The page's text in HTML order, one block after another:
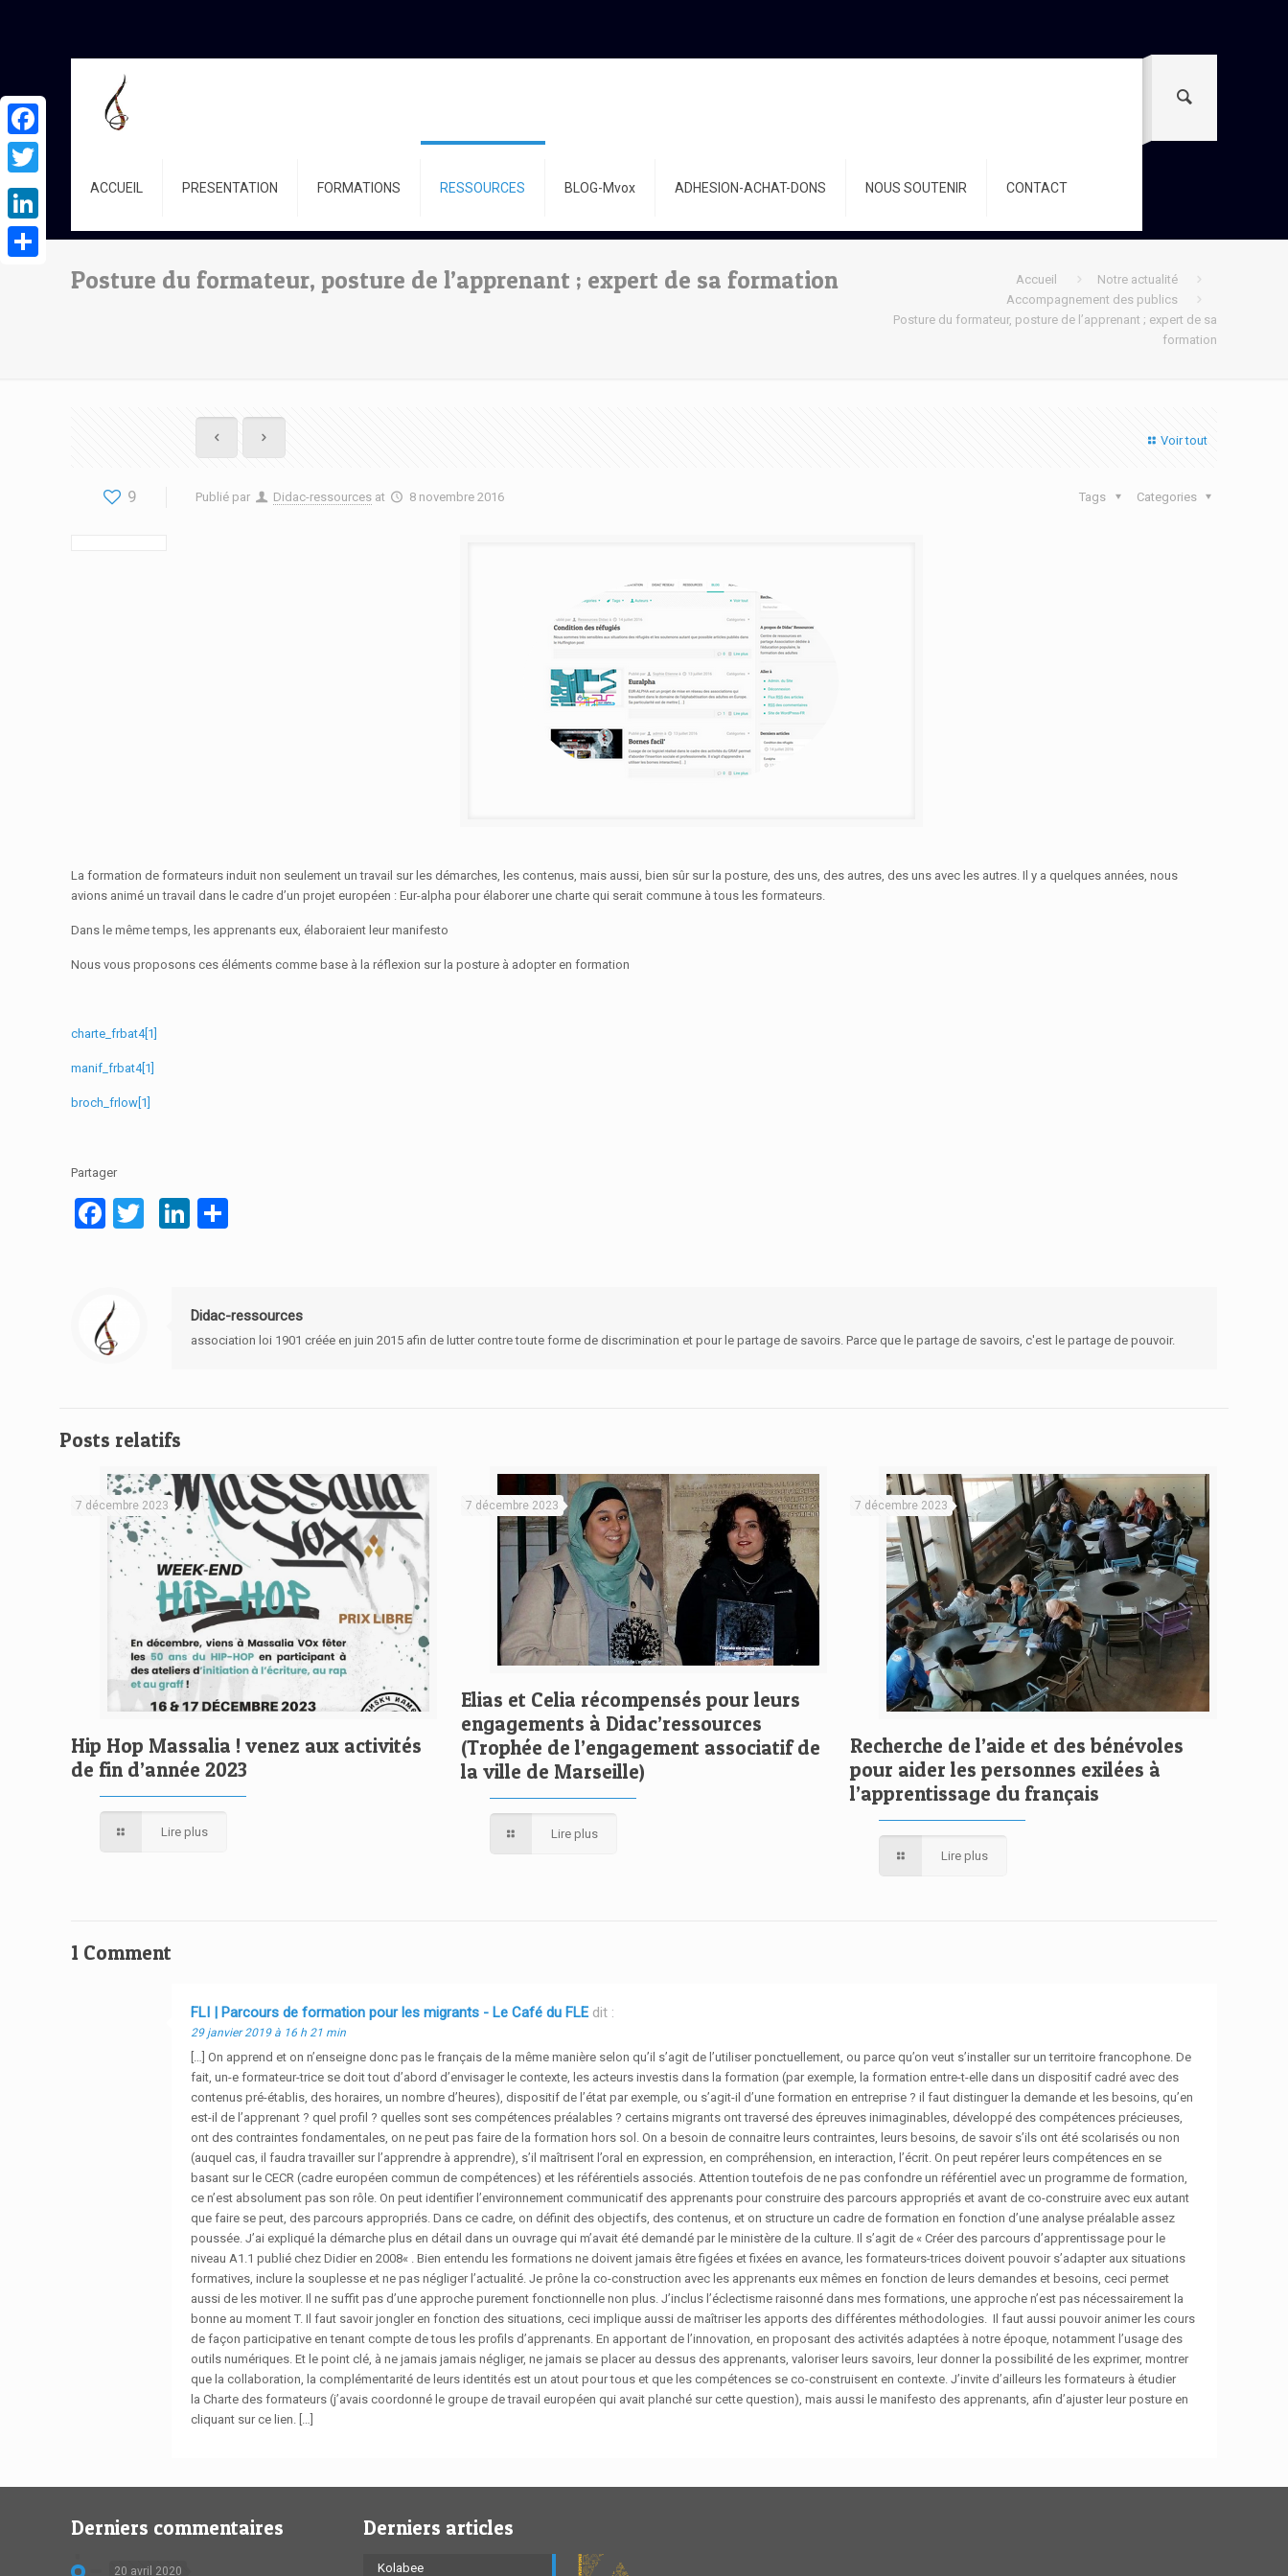
ACCUEIL PRESENTATION FORMATIONS RESSOURCES BLOG-Mvox ADHESION-ACHAT-DONS NOUS SOUTENIR CONTACT
Posture du formateur, posture de l’apprenant ; expert de sa formation Accueil
Notre actualité
Accompagnement des publics
Posture du formateur, posture de l’apprenant ; expert de sa
formation
Voir tout
9 Publié par Didac-ressources at 8 novembre 2016 Categories
Tags
La formation de formateurs induit non seulement un travail sur les démarches, les contenus, mais aussi, bien sûr sur la posture, des uns, des autres, des uns avec les autres. Il y a quelques années, nous
avions animé un travail dans le cadre d’un projet européen : Eur-alpha pour élaborer une charte qui serait commune à tous les formateurs.
Dans le même temps, les apprenants eux, élaboraient leur manifesto
Nous vous proposons ces éléments comme base à la réflexion sur la posture à adopter en formation
charte_frbat4[1]
manif_frbat4[1]
broch_frlow[1]
Partager
Facebook
TwitterLinkedIn
Didac-ressources
association loi 1901 créée en juin 2015 afin de lutter contre toute forme de discrimination et pour le partage de savoirs. Parce que le partage de savoirs, c'est le partage de pouvoir.
Posts relatifs
7 décembre 2023
Hip Hop Massalia ! venez aux activités
de fin d’année 2023
Lire plus
7 décembre 2023
Elias et Celia récompensés pour leurs
engagements à Didac’ressources
(Trophée de l’engagement associatif de
la ville de Marseille)
Lire plus
7 décembre 2023
Recherche de l’aide et des bénévoles
pour aider les personnes exilées à
l’apprentissage du français
Lire plus
1 Comment
FLI | Parcours de formation pour les migrants - Le Café du FLE dit :
29 janvier 2019 à 16 h 21 min
[…] On apprend et on n’enseigne donc pas le français de la même manière selon qu’il s’agit de l’utiliser ponctuellement, ou parce qu’on veut s’installer sur un territoire francophone. De
fait, un-e formateur-trice se doit tout d’abord d’envisager le contexte, les acteurs investis dans la formation (par exemple, la formation entre-t-elle dans un dispositif cadré avec des
contenus pré-établis, des horaires, un nombre d’heures), dispositif de l’état par exemple, ou s’agit-il d’une formation en entreprise ? il faut distinguer la demande et les besoins, qu’en
est-il de l’apprenant ? quel profil ? quelles sont ses compétences préalables ? certains migrants ont traversé des épreuves inimaginables, développé des compétences précieuses,
ont des contraintes fondamentales, on ne peut pas faire de la formation hors sol. On a besoin de connaitre leurs contraintes, leurs besoins, de savoir s’ils ont été scolarisés ou non
(auquel cas, il faudra travailler sur l’apprendre à apprendre), s’il maîtrisent l’oral en expression, en compréhension, en interaction, l’écrit. On peut repérer leurs compétences en se
basant sur le CECR (cadre européen commun de compétences) et les référentiels associés. Attention toutefois de ne pas confondre un référentiel avec un programme de formation,
ce n’est absolument pas son rôle. On peut identifier l’environnement communicatif des apprenants pour construire des parcours appropriés et avant de co-construire avec eux autant
que faire se peut, des parcours appropriés. Dans ce cadre, on définit des objectifs, des contenus, et on structure un cadre de formation en fonction d’une analyse préalable assez
poussée. J’ai expliqué la démarche plus en détail dans un ouvrage qui m’avait été demandé par le ministère de la culture. Il s’agit de « Créer des parcours d’apprentissage pour le
niveau A1.1 publié chez Didier en 2008« . Bien entendu les formations ne doivent jamais être figées et fixées en avance, les formateurs-trices doivent pouvoir s’adapter aux situations
formatives, inclure la souplesse et ne pas négliger l’actualité. Je prône la co-construction avec les apprenants eux mêmes en fonction de leurs demandes et besoins, ceci permet
aussi de les motiver. Il ne suffit pas d’une approche purement fonctionnelle non plus. J’inclus l’éclectisme raisonné dans mes formations, une approche n’est pas nécessairement la
bonne au moment T. Il faut savoir jongler en fonction des situations, ceci implique aussi de maîtriser les apports des différentes méthodologies. Il faut aussi pouvoir animer les cours
de façon participative en tenant compte de tous les profils d’apprenants. En apportant de l’innovation, en proposant des activités adaptées à notre époque, notamment l’usage des
outils numériques. Et le point clé, à ne jamais jamais négliger, ne jamais se placer au dessus des apprenants, valoriser leurs savoirs, leur donner la possibilité de les exprimer, montrer
que la collaboration, la complémentarité de leurs identités est un atout pour tous et que les compétences se co-construisent en contexte. J’invite d’ailleurs les formateurs à étudier
la Charte des formateurs (j’avais coordonné le groupe de travail européen qui avait planché sur cette question), mais aussi le manifesto des apprenants, afin d’ajuster leur posture en
cliquant sur ce lien. […]
Derniers commentaires
20 avril 2020
Derniers articles
Kolabee
Facebook
Twitter
LinkedIn